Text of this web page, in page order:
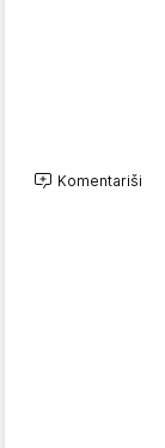
Komentariši